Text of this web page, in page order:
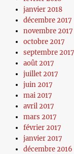
janvier 2018
décembre 2017
novembre 2017
octobre 2017
septembre 2017
août 2017
juillet 2017
juin 2017
mai 2017
avril 2017
mars 2017
février 2017
janvier 2017
décembre 2016